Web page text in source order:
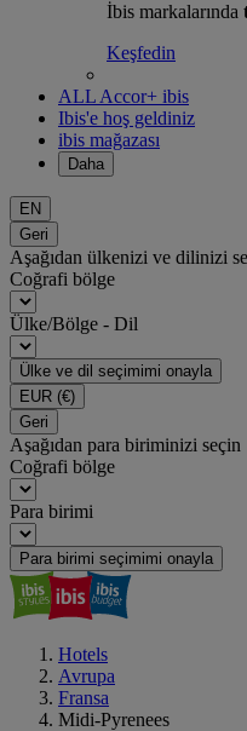
İbis markalarında
Keşfedin
ALL Accor+ ibis
Ibis'e hoş geldiniz
ibis mağazası
Daha
EN
Geri
Aşağıdan ülkenizi ve dilinizi
Coğrafi bölge
Ülke/Bölge - Dil
Ülke ve dil seçimimi onayla
EUR (€)
Geri
Aşağıdan para biriminizi seçin
Coğrafi bölge
Para birimi
Para birimi seçimimi onayla
Hotels
Avrupa
Fransa
Midi-Pyrenees